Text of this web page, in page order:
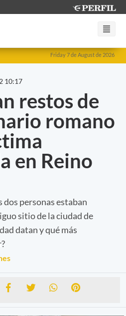
Friday 7 de August de 2026
10:17
restos de
romano
en Reino
dos personas estaban
sitio de la ciudad de
datan y qué más